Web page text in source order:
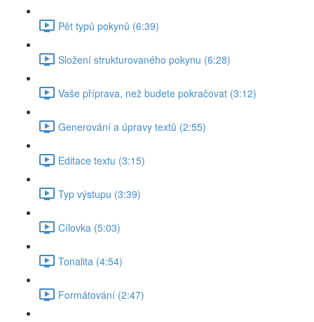
Pět typů pokynů (6:39)
Složení strukturovaného pokynu (6:28)
Vaše příprava, než budete pokračovat (3:12)
Generování a úpravy textů (2:55)
Editace textu (3:15)
Typ výstupu (3:39)
Cílovka (5:03)
Tonalita (4:54)
Formátování (2:47)